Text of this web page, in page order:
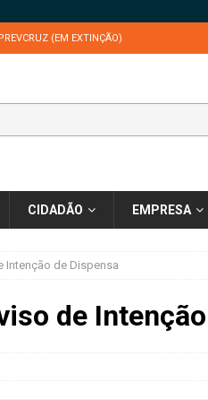
(EM EXTINÇÃO)
CIDADÃO EMPRESA
Intenção de Dispensa
de